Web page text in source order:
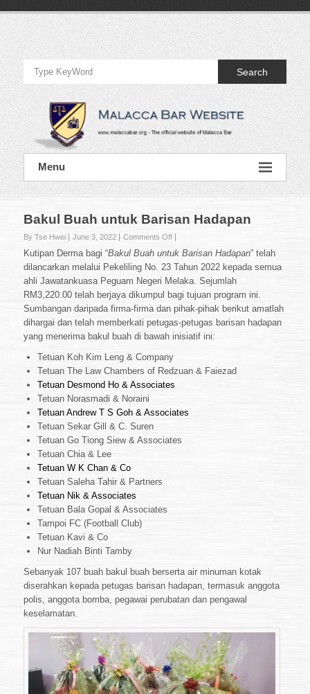
Official
Website
of
Malacca
Bar
Official
Website
Bar
Search
Menu
Bakul Buah untuk Barisan Hadapan
By Tse Hwei June 3, 2022 Comments Offon
Bakul
untuk
Barisan
Hadapan
Kutipan Derma bagi “Bakul Buah untuk Barisan Hadapan” telah
dilancarkan melalui Pekeliling No. 23 Tahun 2022 kepada semua
ahli Jawatankuasa Peguam Negeri Melaka. Sejumlah
RM3,220.00 telah berjaya dikumpul bagi tujuan program ini.
Sumbangan daripada firma-firma dan pihak-pihak berikut amatlah
dihargai dan telah memberkati petugas-petugas barisan hadapan
yang menerima bakul buah di bawah inisiatif ini:
Tetuan Koh Kim Leng & Company
Tetuan The Law Chambers of Redzuan & Faiezad
Tetuan Desmond Ho & Associates
Tetuan Norasmadi & Noraini
Tetuan Andrew T S Goh & Associates
Tetuan Sekar Gill & C. Suren
Tetuan Go Tiong Siew & Associates
Tetuan Chia & Lee
Tetuan W K Chan & Co
Tetuan Saleha Tahir & Partners
Tetuan Nik & Associates
Tetuan Bala Gopal & Associates
Tampoi FC (Football Club)
Tetuan Kavi & Co
Nur Nadiah Binti Tamby
Sebanyak 107 buah bakul buah berserta air minuman kotak
diserahkan kepada petugas barisan hadapan, termasuk anggota
polis, anggota bomba, pegawai perubatan dan pengawal
keselamatan.